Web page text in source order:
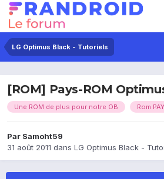
LG Optimus Black - Tutoriels
[ROM] Pays-ROM
Une ROM de plus pour notre OB Rom
Par Samoht59
31 août 2011 dans LG Optimus Black -